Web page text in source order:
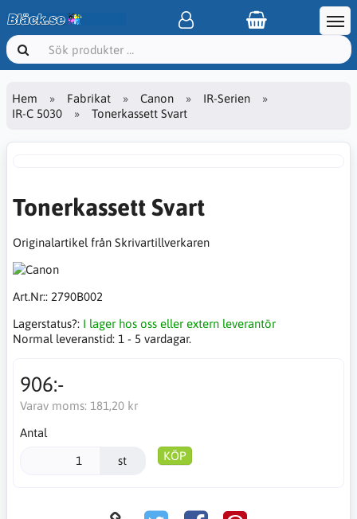
Hem Fabrikat Canon
IR-Serien
IR-C 5030
Tonerkassett Svart
Tonerkassett Svart
Originalartikel från Skrivartillverkaren
Art.Nr:: 2790B002
Lagerstatus?: I lager hos oss eller extern leverantör
Normal leveranstid: 1 - 5 vardagar.
906:-
Varav moms: 181,20 kr
Antal
st KÖP